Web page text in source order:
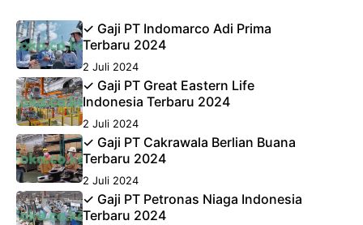
✓ Gaji PT Indomarco Adi Prima
Terbaru 2024
2 Juli 2024
✓ Gaji PT Great Eastern Life
Indonesia Terbaru 2024
2 Juli 2024
✓ Gaji PT Cakrawala Berlian Buana
Terbaru 2024
2 Juli 2024
✓ Gaji PT Petronas Niaga Indonesia
Terbaru 2024